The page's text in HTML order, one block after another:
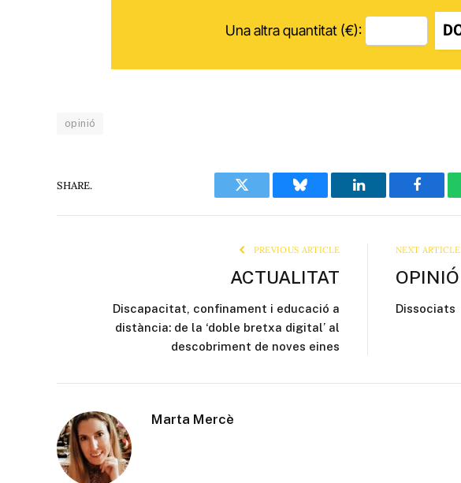
Una altra quantitat (€):
opinió
SHARE.
Twitter Bluesky LinkedIn
PREVIOUS ARTICLE
ACTUALITAT
Discapacitat, confinament i educació a
distància: de la ‘doble bretxa digital’ al
descobriment de noves eines
NEXT ARTICLE
OPINIÓ
Dissociats
Marta Mercè